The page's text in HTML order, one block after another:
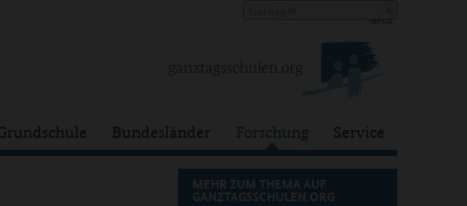
Bundesländer Forschung Service
MEHR ZUM THEMA AUF
GANZTAGSSCHULEN.ORG